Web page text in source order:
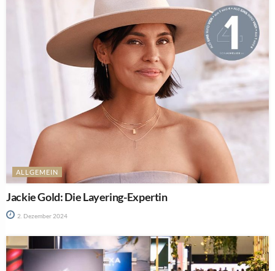
ALLGEMEIN
Jackie Gold: Die Layering-Expertin
2. Dezember 2024